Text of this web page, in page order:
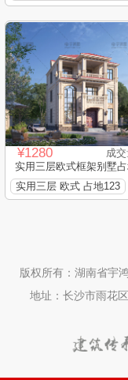
¥1280
成
实用三层 欧式 占地123
版权所有：湖南省宇
地址：长沙市雨花